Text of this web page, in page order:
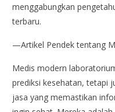
menggabungkan
terbaru.
—Artikel Pendek tentang
Medis modern
prediksi kesehatan, tetapi
jasa yang memastikan